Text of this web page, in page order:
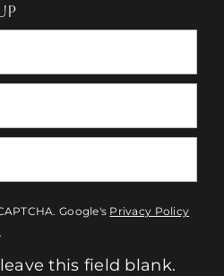
Google's Privacy Policy
this field blank.